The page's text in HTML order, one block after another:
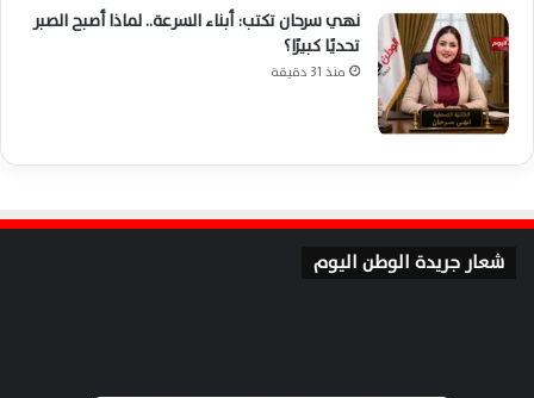
نهي سرحان تكتب: أبناء السرعة.. لماذا أصبح الصبر
تحديًا كبيرًا؟
منذ 31 دقيقة
شعار جريدة الوطن اليوم